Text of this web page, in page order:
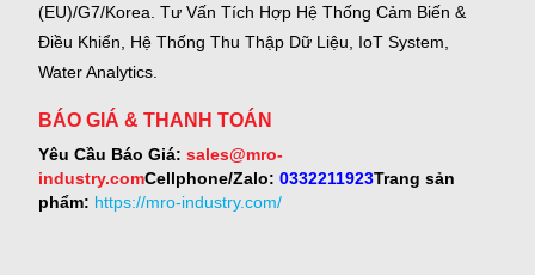
(EU)/G7/Korea. Tư Vấn Tích Hợp Hệ Thống Cảm Biến &
Điều Khiển, Hệ Thống Thu Thập Dữ Liệu, IoT System,
Water Analytics.
BÁO GIÁ & THANH TOÁN
Yêu Cầu Báo Giá: sales@mro-
industry.comCellphone/Zalo: 0332211923Trang sản
phẩm: https://mro-industry.com/